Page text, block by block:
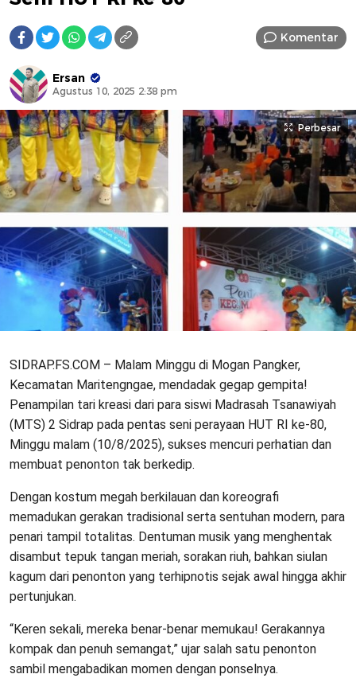
Komentar
Ersan
Agustus 10, 2025 2:38 pm
Perbesar
SIDRAP.FS.COM – Malam Minggu di Mogan Pangker,
Kecamatan Maritengngae, mendadak gegap gempita!
Penampilan tari kreasi dari para siswi Madrasah Tsanawiyah
(MTS) 2 Sidrap pada pentas seni perayaan HUT RI ke-80,
Minggu malam (10/8/2025), sukses mencuri perhatian dan
membuat penonton tak berkedip.
Dengan kostum megah berkilauan dan koreografi
memadukan gerakan tradisional serta sentuhan modern, para
penari tampil totalitas. Dentuman musik yang menghentak
disambut tepuk tangan meriah, sorakan riuh, bahkan siulan
kagum dari penonton yang terhipnotis sejak awal hingga akhir
pertunjukan.
“Keren sekali, mereka benar-benar memukau! Gerakannya
kompak dan penuh semangat,” ujar salah satu penonton
sambil mengabadikan momen dengan ponselnya.